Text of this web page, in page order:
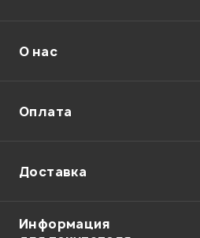
Отправить
О нас
Оплата
Доставка
Информация